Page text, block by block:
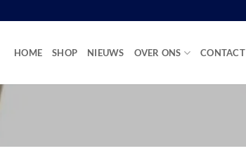
HOME SHOP NIEUWS OVER ONS CONTACT